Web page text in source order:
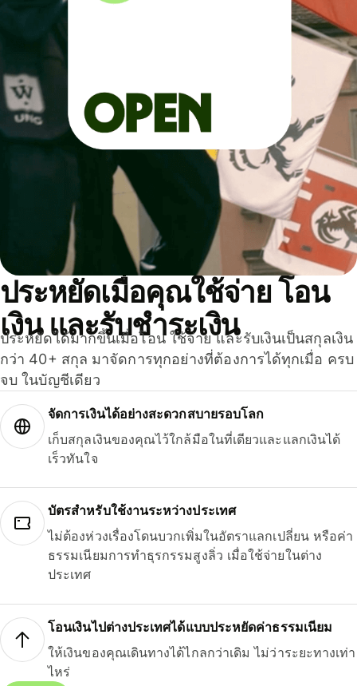
ประหยัดเมื่อคุณใช้จ่าย โอน
เงิน และรับชำระเงิน
ประหยัดได้มากขึ้นเมื่อโอน ใช้จ่าย และรับเงินเป็นสกุลเงิน
กว่า 40+ สกุล มาจัดการทุกอย่างที่ต้องการได้ทุกเมื่อ ครบ
จบ ในบัญชีเดียว
จัดการเงินได้อย่างสะดวกสบายรอบโลก
เก็บสกุลเงินของคุณไว้ใกล้มือในที่เดียวและแลกเงินได้
เร็วทันใจ
บัตรสำหรับใช้งานระหว่างประเทศ
ไม่ต้องห่วงเรื่องโดนบวกเพิ่มในอัตราแลกเปลี่ยน หรือค่า
ธรรมเนียมการทำธุรกรรมสูงลิ่ว เมื่อใช้จ่ายในต่าง
ประเทศ
โอนเงินไปต่างประเทศได้แบบประหยัดค่าธรรมเนียม
ให้เงินของคุณเดินทางได้ไกลกว่าเดิม ไม่ว่าระยะทางเท่า
ไหร่